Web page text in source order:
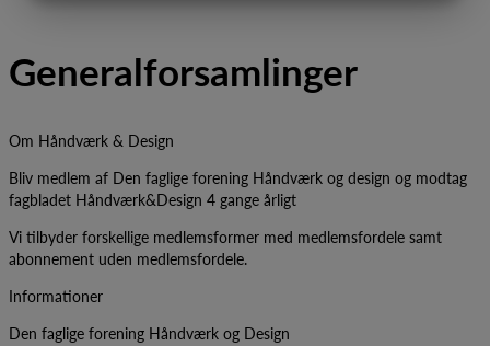
Generalforsamlinger
Om Håndværk & Design
Bliv medlem af Den faglige forening Håndværk og design og modtag
fagbladet Håndværk&Design 4 gange årligt
Vi tilbyder forskellige medlemsformer med medlemsfordele samt
abonnement uden medlemsfordele.
Informationer
Den faglige forening Håndværk og Design